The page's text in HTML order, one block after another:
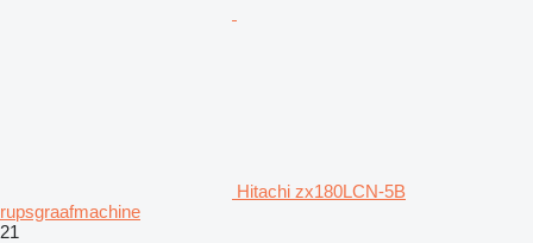
Hitachi zx180LCN-5B
rupsgraafmachine
21